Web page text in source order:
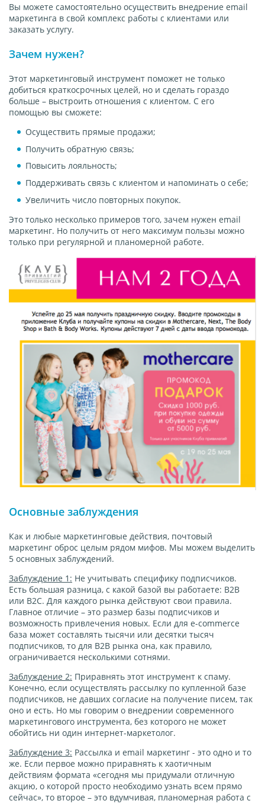
Вы можете самостоятельно осуществить внедрение email
маркетинга в свой комплекс работы с клиентами или
заказать услугу.
Зачем нужен?
Этот маркетинговый инструмент поможет не только
добиться краткосрочных целей, но и сделать гораздо
больше – выстроить отношения с клиентом. С его
помощью вы сможете:
Осуществить прямые продажи;
Получить обратную связь;
Повысить лояльность;
Поддерживать связь с клиентом и напоминать о себе;
Увеличить число повторных покупок.
Это только несколько примеров того, зачем нужен email
маркетинг. Но получить от него максимум пользы можно
только при регулярной и планомерной работе.
Основные заблуждения
Как и любые маркетинговые действия, почтовый
маркетинг оброс целым рядом мифов. Мы можем выделить
5 основных заблуждений.
Заблуждение 1: Не учитывать специфику подписчиков.
Есть большая разница, с какой базой вы работаете: В2В
или B2С. Для каждого рынка действуют свои правила.
Главное отличие – это размер базы подписчиков и
возможность привлечения новых. Если для e-commerce
база может составлять тысячи или десятки тысяч
подписчиков, то для В2В рынка она, как правило,
ограничивается несколькими сотнями.
Заблуждение 2: Приравнять этот инструмент к спаму.
Конечно, если осуществлять рассылку по купленной базе
подписчиков, не давших согласие на получение писем, так
оно и есть. Но мы говорим о внедрении современного
маркетингового инструмента, без которого не может
обойтись ни один интернет-маркетолог.
Заблуждение 3: Рассылка и email маркетинг - это одно и то
же. Если первое можно приравнять к хаотичным
действиям формата «сегодня мы придумали отличную
акцию, о которой просто необходимо узнать всем прямо
сейчас», то второе – это вдумчивая, планомерная работа с